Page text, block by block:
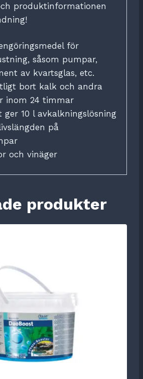
produktinformationen
för
såsom pumpar,
av kvartsglas, etc.
bort kalk och andra
inom 24 timmar
ger 10 l avkalkningslösning
på
och vinäger
produkter